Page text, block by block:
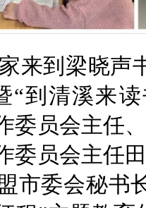
来到梁晓声
“到清溪来
委员会主任
委员会主任
市委会秘书